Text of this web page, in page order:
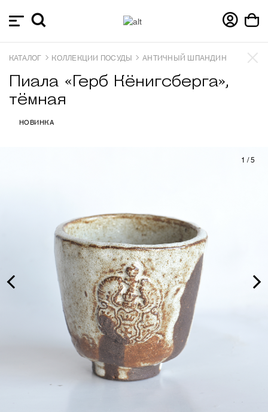
КАТАЛОГ КОЛЛЕКЦИИ ПОСУДЫ АНТИЧНЫЙ ШПАНДИН
Пиала «Герб Кёнигсберга»,
тёмная
НОВИНКА
1 /5